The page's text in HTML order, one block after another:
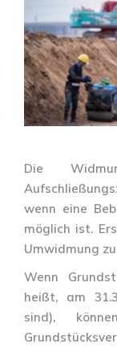
Die
wenn eine
möglich ist.
Umwidmung
Wenn
heißt, am
sind),